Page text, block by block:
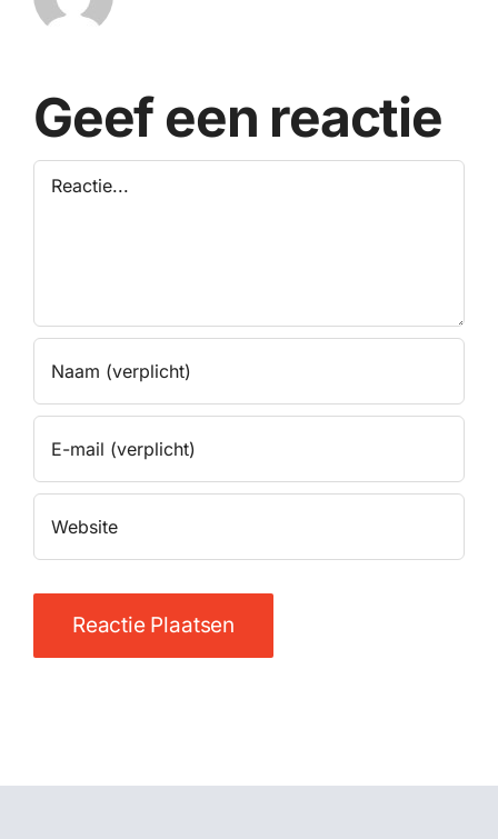
Geef een reactie
Reactie